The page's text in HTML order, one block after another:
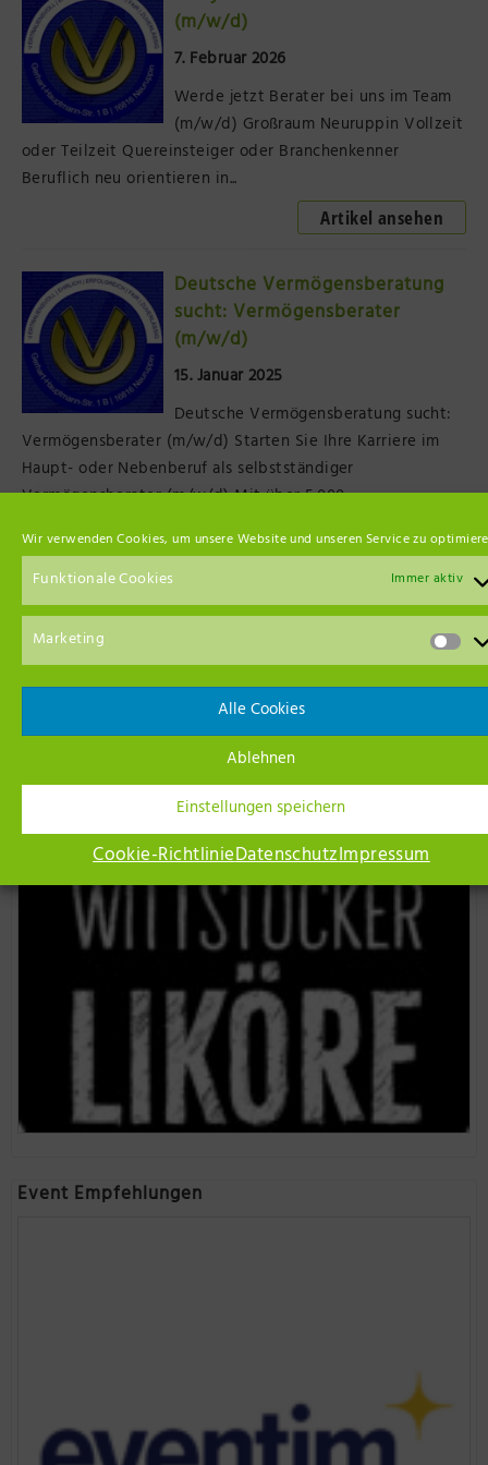
Wir verwenden Cookies, um unsere Website und unseren Service zu
Funktionale Cookies Immer aktiv
Marketing
Alle Cookies
Ablehnen
Einstellungen speichern
Cookie-RichtlinieDatenschutzImpressum
Präsenzstelle Prignitz Standort Neuruppin
Museum Neuruppin
Brandenburg-Preußen Museum Wustrau
Wegemuseum Wusterhausen/Dosse
(m/w/d)
7. Februar 2026
Werde jetzt Berater bei uns im Team
(m/w/d) Großraum Neuruppin Vollzeit
oder Teilzeit Quereinsteiger oder Branchenkenner
Beruflich neu orientieren in...
Artikel ansehen
Deutsche Vermögensberatung
sucht: Vermögensberater
(m/w/d)
15. Januar 2025
Deutsche Vermögensberatung sucht:
Vermögensberater (m/w/d) Starten Sie Ihre Karriere im
Haupt- oder Nebenberuf als selbstständiger
Vermögensberater (m/w/d) Mit über 5.000...
Artikel ansehen
Unsere Netzwerk-Partner
Event Empfehlungen